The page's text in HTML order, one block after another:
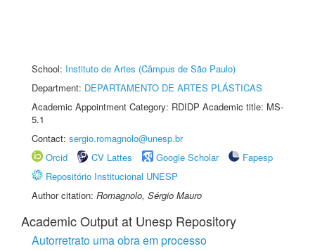
School: Instituto de Artes (Câmpus de São Paulo)
Department: DEPARTAMENTO DE ARTES PLÁSTICAS
Academic Appointment Category: RDIDP Academic title: MS-
5.1
Contact: sergio.romagnolo@unesp.br
Orcid
CV Lattes Google Scholar
Fapesp
Repositório Institucional UNESP
Author citation: Romagnolo, Sérgio Mauro
Academic Output at Unesp Repository
Autorretrato uma obra em processo